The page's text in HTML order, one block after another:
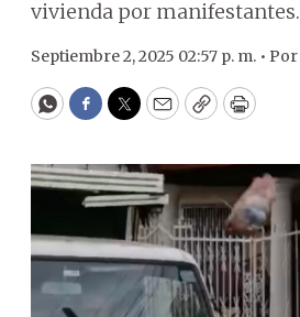
vivienda por manifestantes.
Septiembre 2, 2025 02:57 p. m. • Por
WhatsApp
Facebook
Twitter
EmailCopyPrint